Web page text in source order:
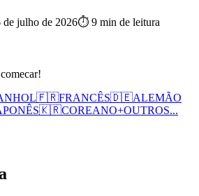
julho de 2026⏱ 9 min de leitura
🇫🇷FRANCÊS🇩🇪ALEMÃO
🇰🇷COREANO+OUTROS...